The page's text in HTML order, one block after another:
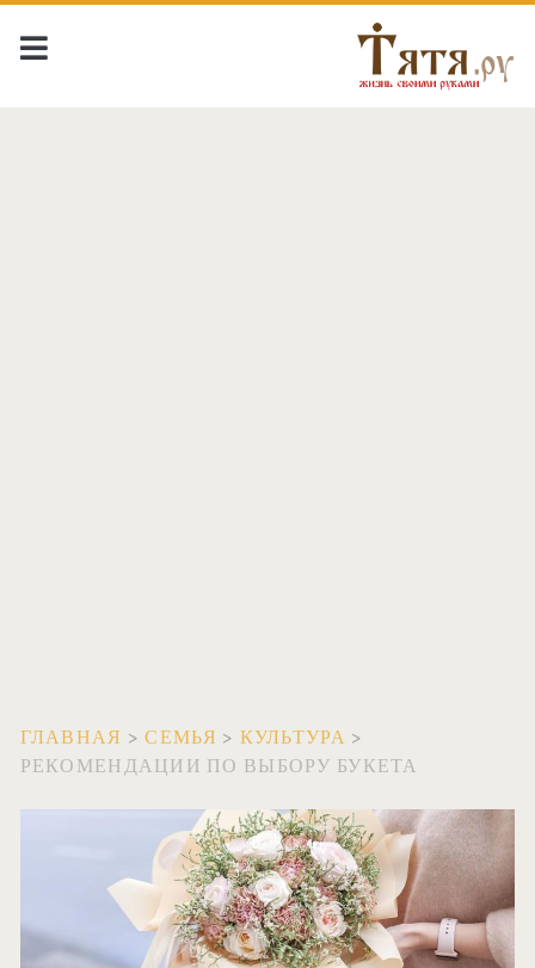
ГЛАВНАЯ >СЕМЬЯ > КУЛЬТУРА >
РЕКОМЕНДАЦИИ ПО ВЫБОРУ БУКЕТА